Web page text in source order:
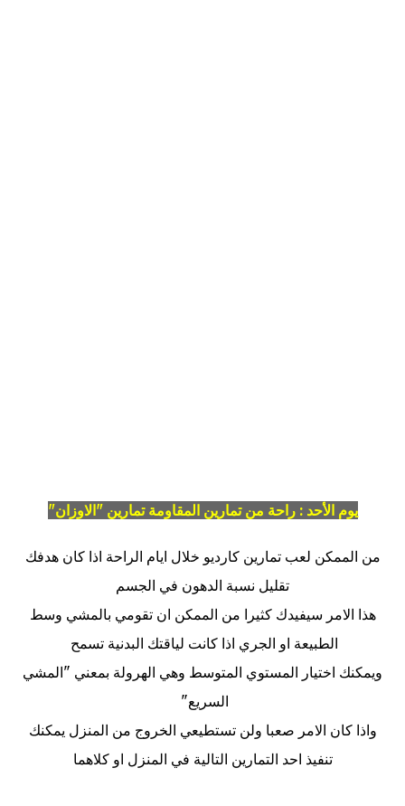
يوم الأحد : راحة من تمارين المقاومة تمارين "الاوزان"
من الممكن لعب تمارين كارديو خلال ايام الراحة اذا كان هدفك
تقليل نسبة الدهون في الجسم
هذا الامر سيفيدك كثيرا من الممكن ان تقومي بالمشي وسط
الطبيعة او الجري اذا كانت لياقتك البدنية تسمح
ويمكنك اختيار المستوي المتوسط وهي الهرولة بمعني "المشي
السريع"
واذا كان الامر صعبا ولن تستطيعي الخروج من المنزل يمكنك
تنفيذ احد التمارين التالية في المنزل او كلاهما